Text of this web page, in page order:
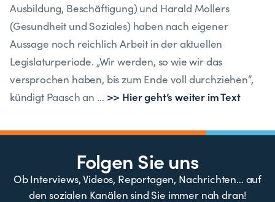
Ausbildung, Beschäftigung) und Harald Mollers
(Gesundheit und Soziales) haben nach eigener
Aussage noch reichlich Arbeit in der aktuellen
Legislaturperiode. „Wir werden, so wie wir das
versprochen haben, bis zum Ende voll durchziehen“,
kündigt Paasch an … >> Hier geht’s weiter im Text
Folgen Sie uns
Ob Interviews, Videos, Reportagen, Nachrichten… auf
den sozialen Kanälen sind Sie immer nah dran!